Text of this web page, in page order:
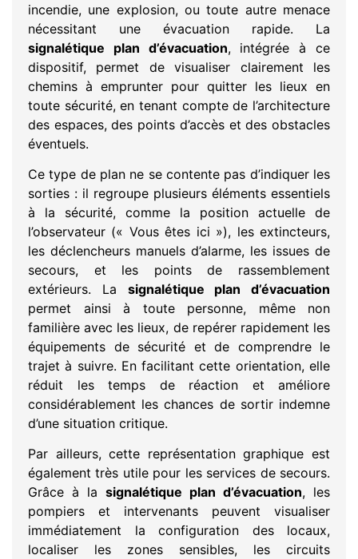
incendie, une explosion, ou toute autre menace
nécessitant une évacuation rapide. La
signalétique plan d’évacuation, intégrée à ce
dispositif, permet de visualiser clairement les
chemins à emprunter pour quitter les lieux en
toute sécurité, en tenant compte de l’architecture
des espaces, des points d’accès et des obstacles
éventuels.
Ce type de plan ne se contente pas d’indiquer les
sorties : il regroupe plusieurs éléments essentiels
à la sécurité, comme la position actuelle de
l’observateur (« Vous êtes ici »), les extincteurs,
les déclencheurs manuels d’alarme, les issues de
secours, et les points de rassemblement
extérieurs. La signalétique plan d’évacuation
permet ainsi à toute personne, même non
familière avec les lieux, de repérer rapidement les
équipements de sécurité et de comprendre le
trajet à suivre. En facilitant cette orientation, elle
réduit les temps de réaction et améliore
considérablement les chances de sortir indemne
d’une situation critique.
Par ailleurs, cette représentation graphique est
également très utile pour les services de secours.
Grâce à la signalétique plan d’évacuation, les
pompiers et intervenants peuvent visualiser
immédiatement la configuration des locaux,
localiser les zones sensibles, les circuits